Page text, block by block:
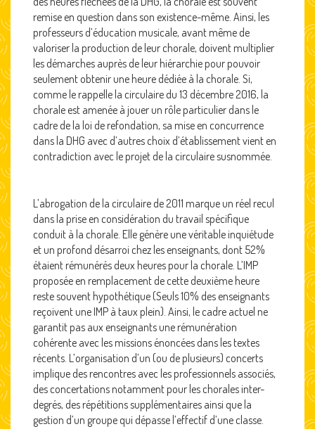
remise en question dans son existence-même. Ainsi, les
professeurs d’éducation musicale, avant même de
valoriser la production de leur chorale, doivent multiplier
les démarches auprès de leur hiérarchie pour pouvoir
seulement obtenir une heure dédiée à la chorale. Si,
comme le rappelle la circulaire du 13 décembre 2016, la
chorale est amenée à jouer un rôle particulier dans le
cadre de la loi de refondation, sa mise en concurrence
dans la DHG avec d’autres choix d’établissement vient en
contradiction avec le projet de la circulaire susnommée.
L’abrogation de la circulaire de 2011 marque un réel recul
dans la prise en considération du travail spécifique
conduit à la chorale. Elle génère une véritable inquiétude
et un profond désarroi chez les enseignants, dont 52%
étaient rémunérés deux heures pour la chorale. L’IMP
proposée en remplacement de cette deuxième heure
reste souvent hypothétique (Seuls 10% des enseignants
reçoivent une IMP à taux plein). Ainsi, le cadre actuel ne
garantit pas aux enseignants une rémunération
cohérente avec les missions énoncées dans les textes
récents. L’organisation d’un (ou de plusieurs) concerts
implique des rencontres avec les professionnels associés,
des concertations notamment pour les chorales inter-
degrés, des répétitions supplémentaires ainsi que la
gestion d’un groupe qui dépasse l’effectif d’une classe.